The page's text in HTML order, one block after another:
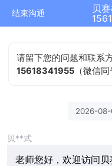
结束沟通
贝
请留下您的问题和联系
15618341955 （微信同
2026-08-
贝**式
老师您好，欢迎访问